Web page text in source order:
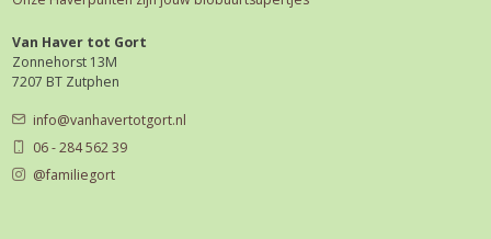
Van Haver tot Gort
Zonnehorst 13M
7207 BT Zutphen
info@vanhavertotgort.nl
06 - 284 562 39
@familiegort